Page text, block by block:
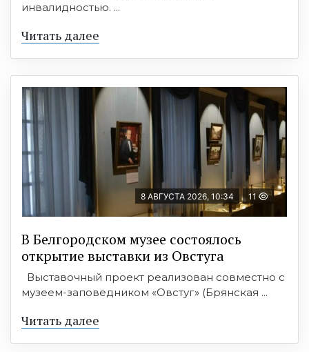
инвалидностью. ...
Читать далее
8 АВГУСТА 2026, 10:34 11
В Белгородском музее состоялось
открытие выставки из Овстуга
Выставочный проект реализован совместно с
музеем-заповедником «Овстуг» (Брянская ...
Читать далее